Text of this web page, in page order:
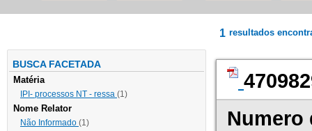
BUSCA FACETADA
Matéria
IPI- processos NT - ressa (1)
Nome Relator
Não Informado (1)
1 resultados
Numero